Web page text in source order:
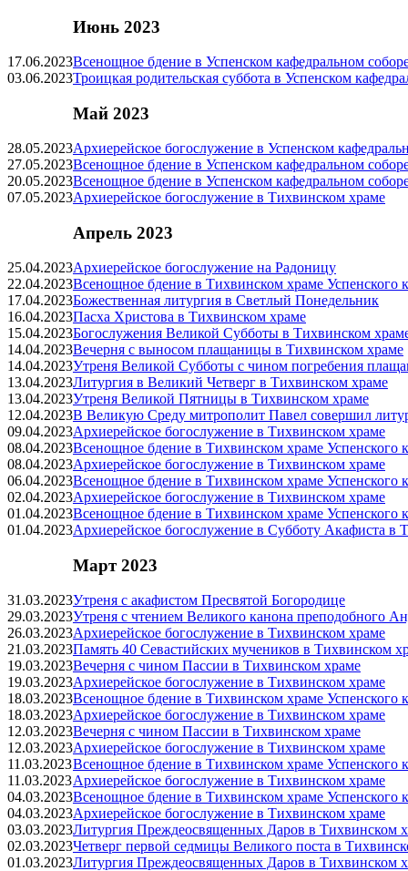
Июнь 2023
17.06.2023Всенощное бдение в Успенском кафедральном
03.06.2023Троицкая родительская суббота в Успенском
Май 2023
28.05.2023Архиерейское богослужение в Успенском
27.05.2023Всенощное бдение в Успенском кафедральном
20.05.2023Всенощное бдение в Успенском кафедральном
07.05.2023Архиерейское богослужение в Тихвинском храме
Апрель 2023
25.04.2023Архиерейское богослужение на Радоницу
22.04.2023Всенощное бдение в Тихвинском храме Успенского
17.04.2023Божественная литургия в Светлый Понедельник
16.04.2023Пасха Христова в Тихвинском храме
15.04.2023Богослужения Великой Субботы в Тихвинском
14.04.2023Вечерня с выносом плащаницы в Тихвинском храме
14.04.2023Утреня Великой Субботы с чином погребения
13.04.2023Литургия в Великий Четверг в Тихвинском храме
13.04.2023Утреня Великой Пятницы в Тихвинском храме
12.04.2023В Великую Среду митрополит Павел совершил
09.04.2023Архиерейское богослужение в Тихвинском храме
08.04.2023Всенощное бдение в Тихвинском храме Успенского
08.04.2023Архиерейское богослужение в Тихвинском храме
06.04.2023Всенощное бдение в Тихвинском храме Успенского
02.04.2023Архиерейское богослужение в Тихвинском храме
01.04.2023Всенощное бдение в Тихвинском храме Успенского
01.04.2023Архиерейское богослужение в Субботу Акафиста в
Март 2023
31.03.2023Утреня с акафистом Пресвятой Богородице
29.03.2023Утреня с чтением Великого канона преподобного
26.03.2023Архиерейское богослужение в Тихвинском храме
21.03.2023Память 40 Севастийских мучеников в Тихвинском
19.03.2023Вечерня с чином Пассии в Тихвинском храме
19.03.2023Архиерейское богослужение в Тихвинском храме
18.03.2023Всенощное бдение в Тихвинском храме Успенского
18.03.2023Архиерейское богослужение в Тихвинском храме
12.03.2023Вечерня с чином Пассии в Тихвинском храме
12.03.2023Архиерейское богослужение в Тихвинском храме
11.03.2023Всенощное бдение в Тихвинском храме Успенского
11.03.2023Архиерейское богослужение в Тихвинском храме
04.03.2023Всенощное бдение в Тихвинском храме Успенского
04.03.2023Архиерейское богослужение в Тихвинском храме
03.03.2023Литургия Преждеосвященных Даров в Тихвинском
02.03.2023Четверг первой седмицы Великого поста в
01.03.2023Литургия Преждеосвященных Даров в Тихвинском